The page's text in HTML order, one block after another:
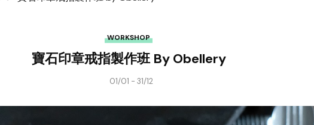
WORKSHOP
寶石印章戒指製作班 By Obellery
01/01 - 31/12